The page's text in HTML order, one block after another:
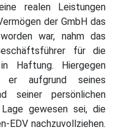
realen Leistungen
der GmbH das
war, nahm das
für die
Haftung. Hiergegen
aufgrund seines
seiner persönlichen
gewesen sei, die
EDV nachzuvollziehen.